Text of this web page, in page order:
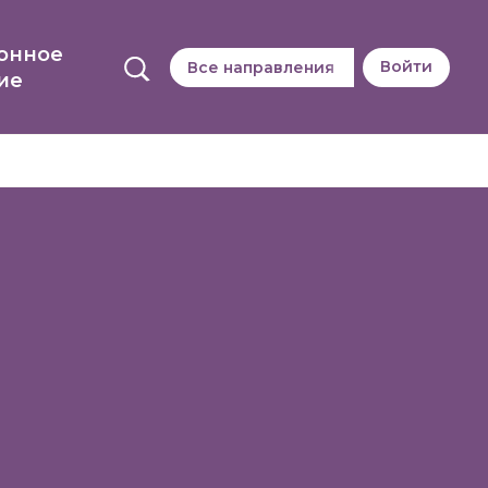
Все направления Войти